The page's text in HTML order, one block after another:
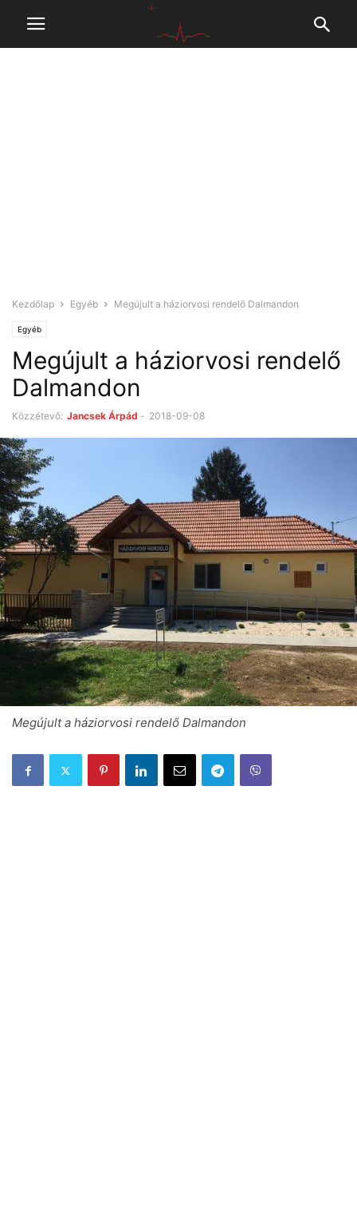
Kezdőlap Egyéb Megújult a háziorvosi rendelő Dalmandon
Egyéb
Megújult a háziorvosi rendelő
Dalmandon
Közzétevő: Jancsek Árpád - 2018-09-08
Megújult a háziorvosi rendelő Dalmandon